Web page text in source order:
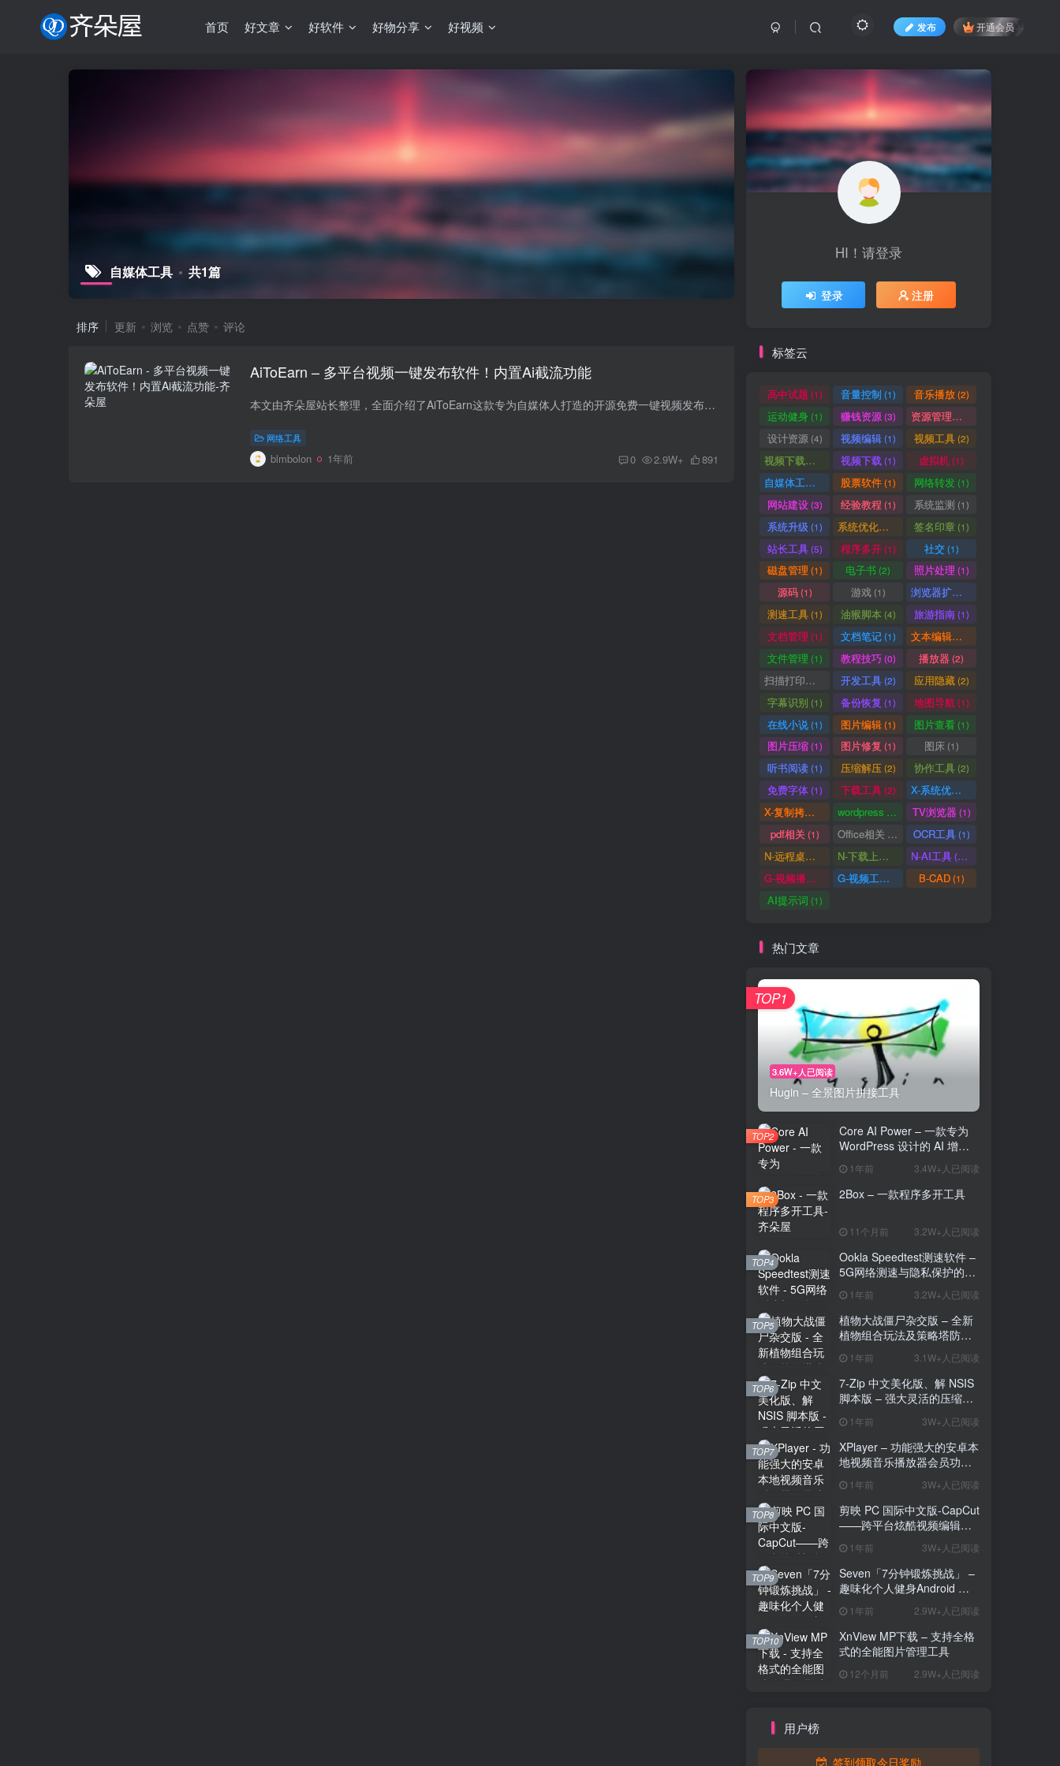
首页 好文章 好软件 好物分享 好视频 发布 开通会员
自媒体工具 共1篇
排序 更新 浏览 点赞 评论
AiToEarn – 多平台视频一键发布软件！内置Ai截流功能
本文由齐朵屋站长整理，全面介绍了AiToEarn这款专为自媒体人打造的开源免费一键视频发布工具。涵盖项目简介、主要特点、热门应用场景、系统支持、安装流程、使用方法及真实用户评价，帮助自媒体...
网络工具
blmbolon 1年前 0 2.9W+ 891
HI！请登录
登录 注册
标签云
高中试题 (1) 音量控制 (1) 音乐播放(2)
运动健身(1) 赚钱资源(3) 资源管理器
设计资源(4) 视频编辑(1) 视频工具(2)
视频下载工具 视频下载(1) 虚拟机(1)
自媒体工具 股票软件(1) 网络转发(1)
网站建设(3) 经验教程 (1) 系统监测 (1)
系统升级 (1) 系统优化清理 签名印章 (1)
站长工具(5) 程序多开(1) 社交(1)
磁盘管理 (1) 电子书 (2) 照片处理 (1)
源码(1) 游戏(1) 浏览器扩展
测速工具(1) 油猴脚本 (4) 旅游指南(1)
文档管理 (1) 文档笔记(1) 文本编辑器
文件管理 (1) 教程技巧(0) 播放器(2)
扫描打印软件 开发工具(2) 应用隐藏(2)
字幕识别 (1) 备份恢复 (1) 地图导航 (1)
在线小说(1) 图片编辑(1) 图片查看(1)
图片压缩(1) 图片修复 (1) 图床(1)
听书阅读(1) 压缩解压(2) 协作工具(2)
免费字体(1) 下载工具(2) X-系统优化
X-复制拷贝 wordpress TV浏览器(1)
pdf相关(1) Office相关 OCR工具(1)
N-远程桌面 N-下载上传 N-AI工具(37)
G-视频播放 G-视频工具 B-CAD(1)
AI提示词 (1)
热门文章
3.6W+人已阅读
Hugin – 全景图片拼接工具
TOP1
Core AI Power – 一款专为
WordPress 设计的 AI 增强
插件1年前 3.4W+人已阅读
TOP2
2Box – 一款程序多开工具
11个月前 3.2W+人已阅读
TOP3
Ookla Speedtest测速软件 –
5G网络测速与隐私保护的多
功能工具
1年前 3.2W+人已阅读
TOP4
植物大战僵尸杂交版 – 全新
植物组合玩法及策略塔防的
魅力1年前 3.1W+人已阅读
TOP5
7-Zip 中文美化版、解 NSIS
脚本版 – 强大灵活的压缩与
1年前 3W+人已阅读
TOP6
XPlayer – 功能强大的安卓本
地视频音乐播放器会员功能
1年前 3W+人已阅读
TOP7
剪映 PC 国际中文版-CapCut
——跨平台炫酷视频编辑与
1年前 3W+人已阅读
TOP8
Seven「7分钟锻炼挑战」 –
趣味化个人健身Android 直
1年前 2.9W+人已阅读
TOP9
XnView MP下载 – 支持全格
式的全能图片管理工具
12个月前 2.9W+人已阅读
TOP10
用户榜
签到领取今日奖励